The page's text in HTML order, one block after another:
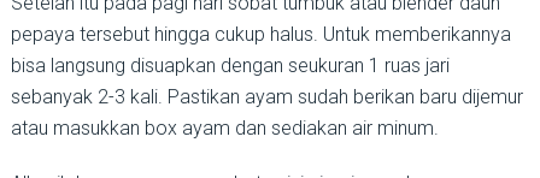
pepaya tersebut hingga cukup halus. Untuk memberikannya
bisa langsung disuapkan dengan seukuran 1 ruas jari
sebanyak 2-3 kali. Pastikan ayam sudah berikan baru dijemur
atau masukkan box ayam dan sediakan air minum.